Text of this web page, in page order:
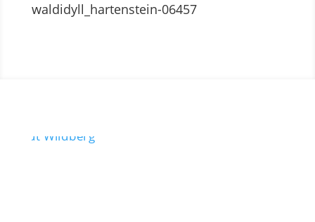
waldidyll_hartenstein-06457